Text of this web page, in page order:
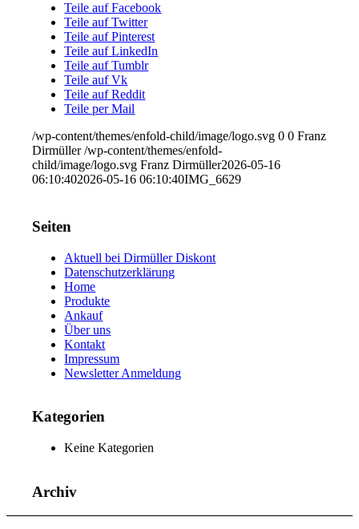
Teile auf Facebook
Teile auf Twitter
Teile auf Pinterest
Teile auf LinkedIn
Teile auf Tumblr
Teile auf Vk
Teile auf Reddit
Teile per Mail
/wp-content/themes/enfold-child/image/logo.svg 0 0 Franz
Dirmüller /wp-content/themes/enfold-
child/image/logo.svg Franz Dirmüller2026-05-16
06:10:402026-05-16 06:10:40IMG_6629
Seiten
Aktuell bei Dirmüller Diskont
Datenschutzerklärung
Home
Produkte
Ankauf
Über uns
Kontakt
Impressum
Newsletter Anmeldung
Kategorien
Keine Kategorien
Archiv